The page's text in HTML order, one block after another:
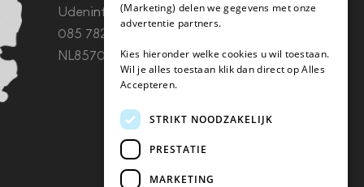
Udeninfo(@)koffie-tabletten.nlTel.
085 782 5578KvK 67529623 Btw:
NL857053759B01
(Marketing) delen we gegevens met onze
advertentie partners.
Kies hieronder welke cookies u wil toestaan.
Wil je alles toestaan klik dan direct op Alles
Accepteren.
STRIKT NOODZAKELIJK
PRESTATIE
MARKETING